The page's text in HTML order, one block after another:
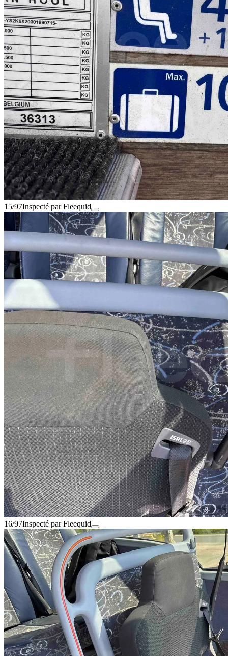
15/97Inspecté par Fleequid
16/97Inspecté par Fleequid